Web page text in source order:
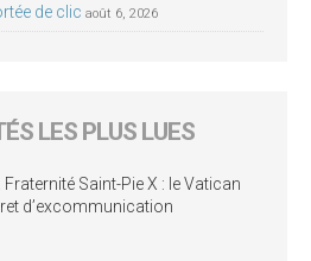
de clic août 6, 2026
LES PLUS LUES
Saint-Pie X : le Vatican
d’excommunication